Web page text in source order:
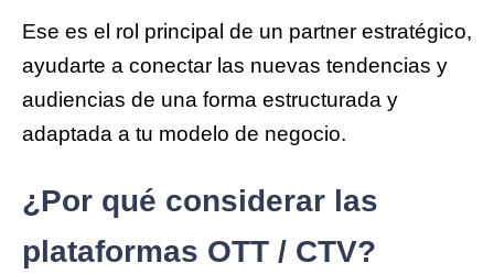
Ese es el rol principal de un partner estratégico,
ayudarte a conectar las nuevas tendencias y
audiencias de una forma estructurada y
adaptada a tu modelo de negocio.
¿Por qué considerar las
plataformas OTT / CTV?